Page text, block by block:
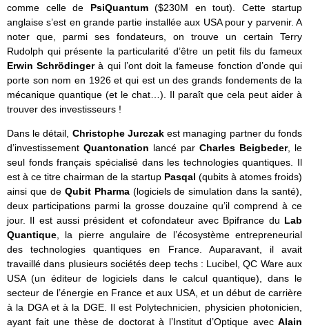
comme celle de PsiQuantum($230M en tout). Cette startup
anglaise s’est en grande partie installée aux USA pour y parvenir. A
noter que, parmi ses fondateurs, on trouve un certain Terry
Rudolph qui présente la particularité d’être un petit fils du fameux
Erwin Schrödingerà qui l’ont doit la fameuse fonction d’onde qui
porte son nom en 1926 et qui est un des grands fondements de la
mécanique quantique (et le chat…). Il paraît que cela peut aider à
trouver des investisseurs !
Dans le détail, Christophe Jurczakest managing partner du fonds
d’investissement Quantonation lancé par Charles Beigbeder, le
seul fonds français spécialisé dans les technologies quantiques. Il
est à ce titre chairman de la startup Pasqal (qubits à atomes froids)
ainsi que de Qubit Pharma (logiciels de simulation dans la santé),
deux participations parmi la grosse douzaine qu’il comprend à ce
jour. Il est aussi président et cofondateur avec Bpifrance du Lab
Quantique, la pierre angulaire de l’écosystème entrepreneurial
des technologies quantiques en France. Auparavant, il avait
travaillé dans plusieurs sociétés deep techs : Lucibel, QC Ware aux
USA (un éditeur de logiciels dans le calcul quantique), dans le
secteur de l’énergie en France et aux USA, et un début de carrière
à la DGA et à la DGE. Il est Polytechnicien, physicien photonicien,
ayant fait une thèse de doctorat à l’Institut d’Optique avec Alain